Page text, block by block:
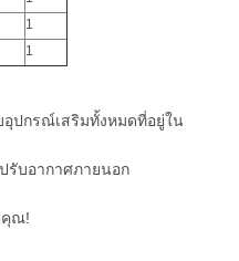
1
1
อุปกรณ์เสริมทั้งหมดที่อยู่ใน
รับอากาศภายนอก
คุณ!